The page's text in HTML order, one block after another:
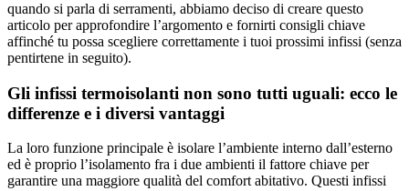
quando si parla di serramenti, abbiamo deciso di creare questo
articolo per approfondire l’argomento e fornirti consigli chiave
affinché tu possa scegliere correttamente i tuoi prossimi infissi (senza
pentirtene in seguito).
Gli infissi termoisolanti non sono tutti uguali: ecco le
differenze e i diversi vantaggi
La loro funzione principale è isolare l’ambiente interno dall’esterno
ed è proprio l’isolamento fra i due ambienti il fattore chiave per
garantire una maggiore qualità del comfort abitativo. Questi infissi